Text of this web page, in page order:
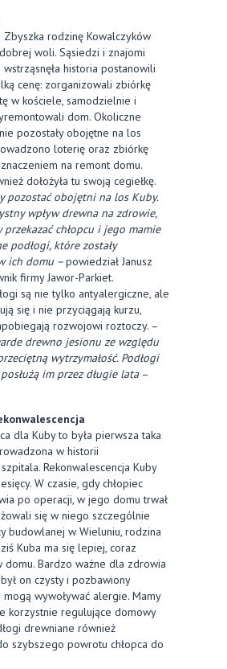
Zbyszka rodzinę Kowalczyków
woli. Sąsiedzi i znajomi
historia postanowili
cenę: zorganizowali zbiórkę
w kościele, samodzielnie i
dom. Okoliczne
pozostały obojętne na los
loterię oraz zbiórkę
na remont domu.
dołożyła tu swoją cegiełkę.
pozostać obojętni na los Kuby.
wpływ drewna na zdrowie,
chłopcu i jego mamie
podłogi, które zostały
ich domu –powiedział Janusz
firmy Jawor-Parkiet.
są nie tylko antyalergiczne, ale
się i nie przyciągają kurzu,
rozwojowi roztoczy. –
drewno jesionu ze względu
wytrzymałość. Podłogi
im przez długie lata–
dla Kuby to była pierwsza taka
w historii
Rekonwalescencja Kuby
W czasie, gdy chłopiec
po operacji, w jego domu trwał
się w niego szczególnie
budowlanej w Wieluniu, rodzina
Kuba ma się lepiej, coraz
domu. Bardzo ważne dla zdrowia
on czysty i pozbawiony
mogą wywoływać alergie. Mamy
korzystnie regulujące domowy
drewniane również
szybszego powrotu chłopca do